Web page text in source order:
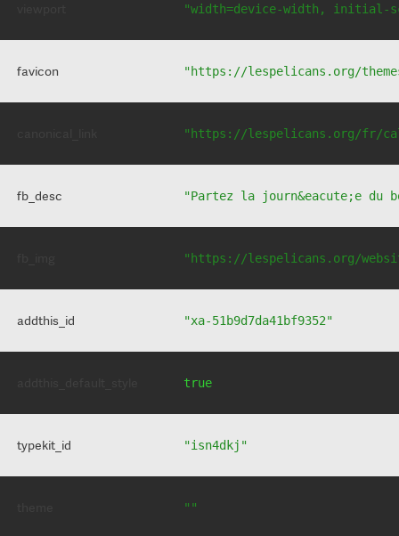
"width=device-width, initial-
favicon "https://lespelicans.org/
"https://lespelicans.org/fr/
fb_desc "Partez la journ&eacute;e du
"https://lespelicans.org/
addthis_id "xa-51b9d7da41bf9352"
true
typekit_id "isn4dkj"
""